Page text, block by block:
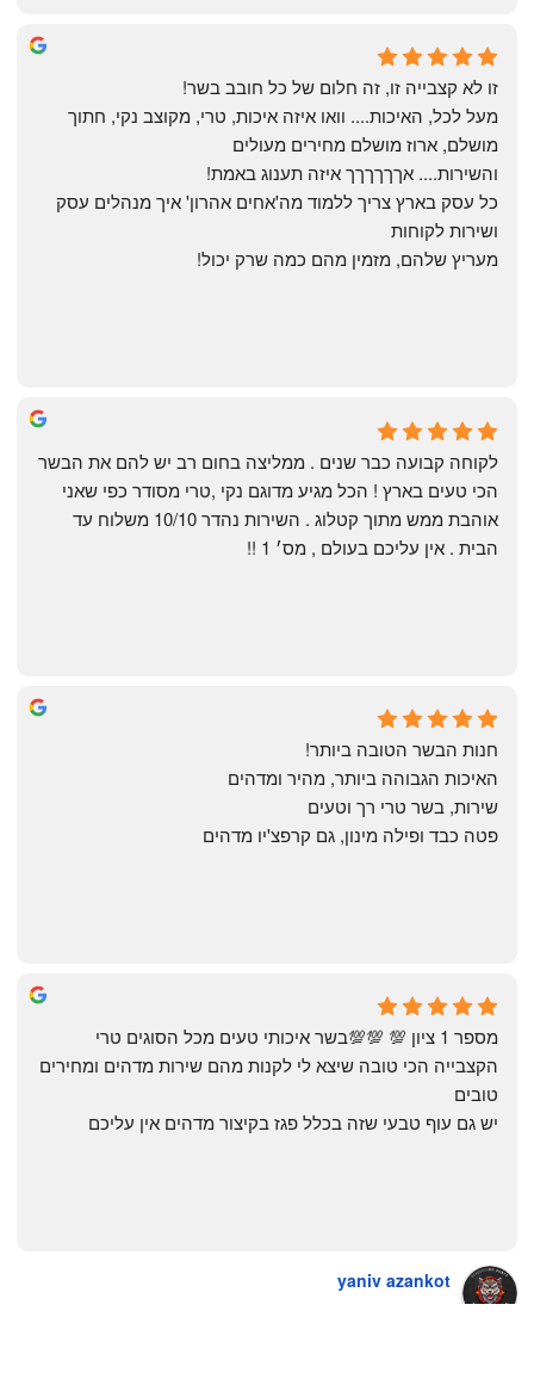
Yonatan Menashe
6 months ago
Shahaf Bendarker
6 months ago
זו לא קצבייה זו, זה חלום של כל חובב בשר!
מושלם, ארוז מושלם מחירים מעולים
והשירות.... אךךךךךך איזה תענוג באמת!
ושירות לקוחות
מעריץ שלהם, מזמין מהם כמה שרק יכול!
Annael Annael
8 months ago
הבית . אין עליכם בעולם , מס׳ 1 !!
The Artechology
a year ago
חנות הבשר הטובה ביותר!
האיכות הגבוהה ביותר, מהיר ומדהים
שירות, בשר טרי רך וטעים
פטה כבד ופילה מינון, גם קרפצ'יו מדהים
yaniv azankot
טובים
יש גם עוף טבעי שזה בכלל פגז בקיצור מדהים אין עליכם